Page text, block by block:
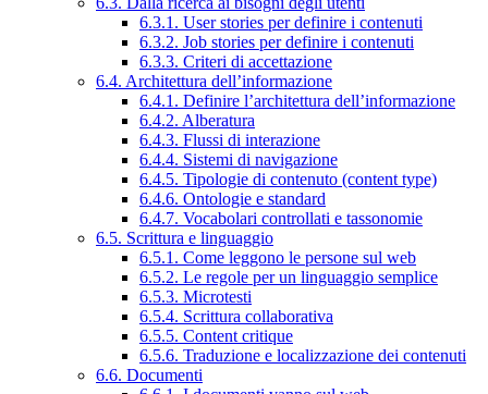
6.3.1. User stories per definire i contenuti
6.3.2. Job stories per definire i contenuti
6.3.3. Criteri di accettazione
6.4. Architettura dell’informazione
6.4.1. Definire l’architettura dell’informazione
6.4.2. Alberatura
6.4.3. Flussi di interazione
6.4.4. Sistemi di navigazione
6.4.5. Tipologie di contenuto (content type)
6.4.6. Ontologie e standard
6.4.7. Vocabolari controllati e tassonomie
6.5. Scrittura e linguaggio
6.5.1. Come leggono le persone sul web
6.5.2. Le regole per un linguaggio semplice
6.5.3. Microtesti
6.5.4. Scrittura collaborativa
6.5.5. Content critique
6.5.6. Traduzione e localizzazione dei contenuti
6.6. Documenti